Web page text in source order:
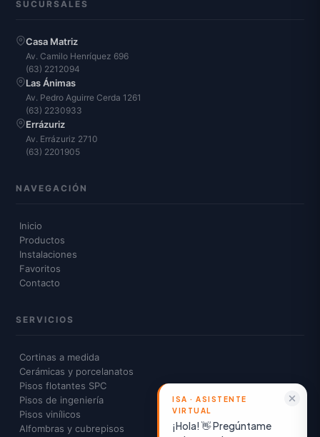
¡Hola! 👋 Pregúntame
SUCURSALES
Casa Matriz
Av. Camilo Henríquez 696
(63) 2212094
Las Ánimas
Av. Pedro Aguirre Cerda 1261
(63) 2230933
Errázuriz
Av. Errázuriz 2710
(63) 2201905
NAVEGACIÓN
Inicio
Productos
Instalaciones
Favoritos
Contacto
SERVICIOS
Cortinas a medida
Cerámicas y porcelanatos
Pisos flotantes SPC
Pisos de ingeniería
Pisos vinílicos
Alfombras y cubrepisos